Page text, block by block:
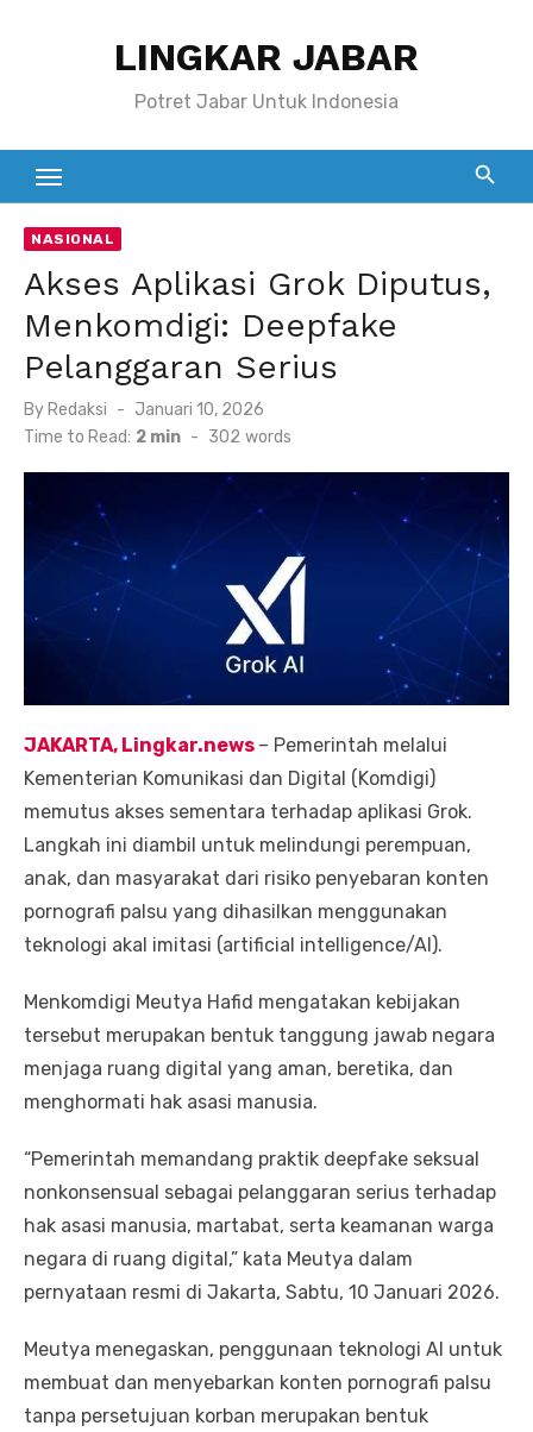
LINGKAR JABAR
Potret Jabar Untuk Indonesia
NASIONAL
Akses Aplikasi Grok Diputus,
Menkomdigi: Deepfake
Pelanggaran Serius
By Redaksi
Posted
on
Januari 10, 2026
Time to Read: 2 min - 302 words
JAKARTA, Lingkar.news – Pemerintah melalui
Kementerian Komunikasi dan Digital (Komdigi)
memutus akses sementara terhadap aplikasi Grok.
Langkah ini diambil untuk melindungi perempuan,
anak, dan masyarakat dari risiko penyebaran konten
pornografi palsu yang dihasilkan menggunakan
teknologi akal imitasi (artificial intelligence/AI).
Menkomdigi Meutya Hafid mengatakan kebijakan
tersebut merupakan bentuk tanggung jawab negara
menjaga ruang digital yang aman, beretika, dan
menghormati hak asasi manusia.
“Pemerintah memandang praktik deepfake seksual
nonkonsensual sebagai pelanggaran serius terhadap
hak asasi manusia, martabat, serta keamanan warga
negara di ruang digital,” kata Meutya dalam
pernyataan resmi di Jakarta, Sabtu, 10 Januari 2026.
Meutya menegaskan, penggunaan teknologi AI untuk
membuat dan menyebarkan konten pornografi palsu
tanpa persetujuan korban merupakan bentuk